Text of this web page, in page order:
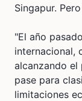
Singapur.
"El año
internacional,
alcanzando el
pase para
limitaciones